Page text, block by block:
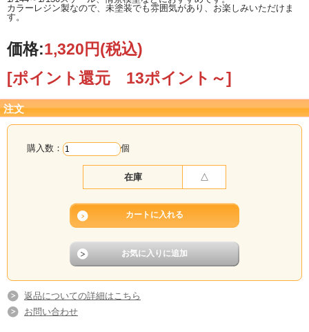
カラーレジン製なので、未塗装でも雰囲気があり、お楽しみいただけま
す。
価格:1,320円(税込)
[ポイント還元 13ポイント～]
注文
購入数： 個
在庫 △
返品についての詳細はこちら
お問い合わせ